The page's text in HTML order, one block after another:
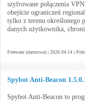
szyfrowane połączenia
obejście ograniczeń
tylko z terenu określonego
danych użytkownika,
Freeware (darmowa) | 2026.04.14 |
Spybot Anti-Beacon
Spybot Anti-Beacon to